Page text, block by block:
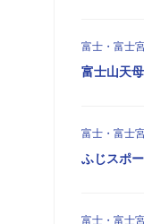
富士・富士
富士山天
富士・富士
ふじスポ
富士・富士